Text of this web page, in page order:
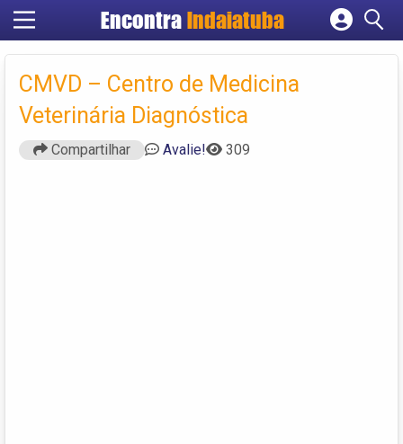
Encontra Indaiatuba
Cadastrar empresa
Criar conta
CMVD – Centro de Medicina
Veterinária Diagnóstica
Compartilhar Avalie! 309